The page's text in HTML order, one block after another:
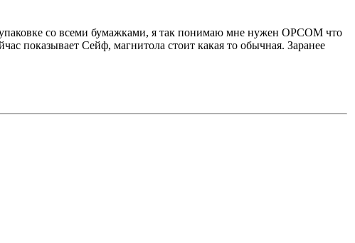
со всеми бумажками, я так понимаю мне нужен ОРСОМ что
показывает Сейф, магнитола стоит какая то обычная. Заранее